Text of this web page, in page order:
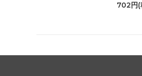
702円(